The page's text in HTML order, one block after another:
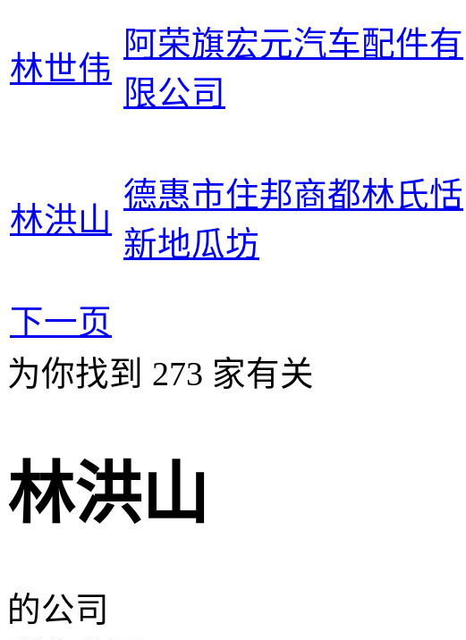
林世伟
阿荣旗宏元汽车配件有
限公司
林洪山
德惠市住邦商都林氏恬
新地瓜坊
下一页
为你找到 273 家有关
林洪山
的公司